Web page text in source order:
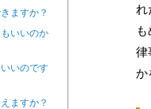
れ
律
か
ますか？
いいのか
いのです
ますか？